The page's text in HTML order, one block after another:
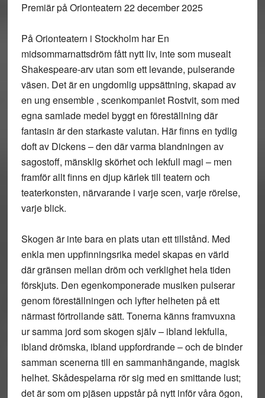
Premiär på Orionteatern 22 december 2025
På Orionteatern i Stockholm har En
midsommarnattsdröm fått nytt liv, inte som musealt
Shakespeare-arv utan som ett levande, pulserande
väsen. Det är en ungdomlig uppsättning, skapad av
en ung ensemble , scenkompaniet Rostvit, som med
egna samlade medel byggt en föreställning där
fantasin är den starkaste valutan. Här finns en tydlig
doft av Dickens – den där varma blandningen av
sagostoff, mänsklig skörhet och lekfull magi – men
framför allt finns en djup kärlek till teatern och
teaterkonsten, närvarande i varje scen, varje rörelse,
varje blick.
Skogen är inte bara en plats utan ett tillstånd. Med
enkla men uppfinningsrika medel skapas en värld
där gränsen mellan dröm och verklighet hela tiden
förskjuts. Den egenkomponerade musiken pulserar
genom föreställningen och lyfter helheten på ett
närmast förtrollande sätt. Tonerna känns framvuxna
ur samma jord som skogen själv – ibland lekfulla,
ibland drömska, ibland uppfordrande – och de binder
samman scenerna till en sammanhängande, magisk
helhet. Skådespelarna rör sig med en smittande lust;
det är som om pjäsen uppstår på nytt inför våra ögon,